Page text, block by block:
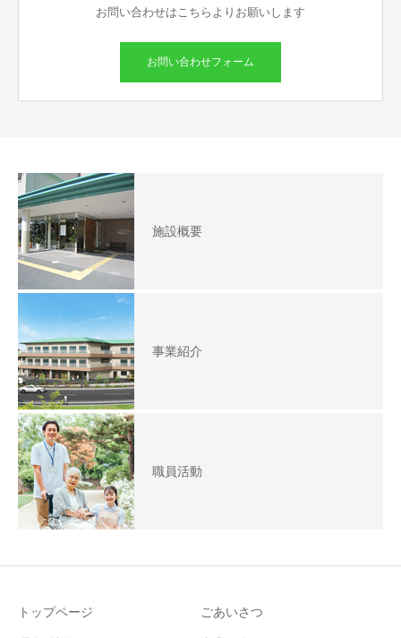
お問い合わせはこちらよりお願いします
お問い合わせフォーム
施設概要
事業紹介
職員活動
トップページ ごあいさつ